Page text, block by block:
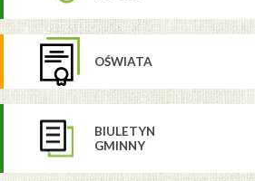
OŚWIATA
BIULETYN
GMINNY